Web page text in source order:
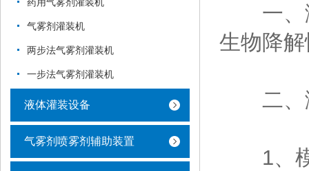
药用气雾剂灌装机
气雾剂灌装机
两步法气雾剂灌装机
一步法气雾剂灌装机
液体灌装设备
气雾剂喷雾剂辅助装置
一、测
生物降
二、‌
1、‌模